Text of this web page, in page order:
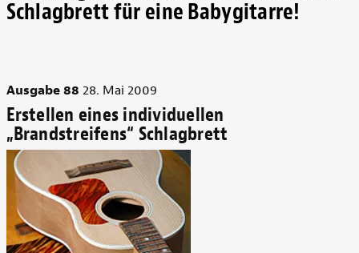
Schlagbrett für eine Babygitarre!
Ausgabe 88 28. Mai 2009
Erstellen eines individuellen
„Brandstreifens“ Schlagbrett